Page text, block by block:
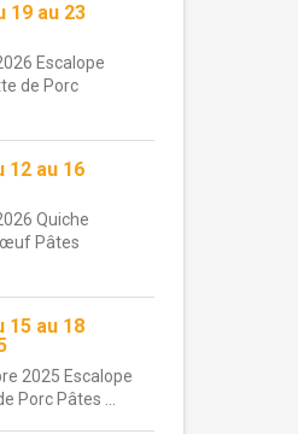
19 au 23
Escalope
de Porc
12 au 16
Quiche
Pâtes
15 au 18
2025 Escalope
Porc Pâtes ...